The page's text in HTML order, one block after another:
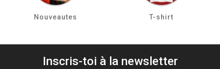
Nouveautes T-shirt
Inscris-toi à la newsletter